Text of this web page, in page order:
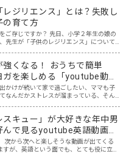
ジリエンス」とは？失敗し
の育て方
ご存じですか？ 先日、小学２年生の娘の
先生が「子供のレジリエンス」について
くなる！ おうちで簡単
ガを楽しめる「youtube動
かけが続いて家で過ごしたい、ママも子
なんだかストレスが溜まっている、そん
スキュー」が大好きな年中男
んで見るyoutube英語動画５
次から次へと楽しそうな動画が出てくる
が、英語という面でも、とても役に立つ